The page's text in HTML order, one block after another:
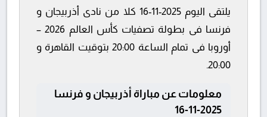
يلتقى اليوم 2025-11-16 كلا من نادى أذربيجان و
فرنسا فى بطولة تصفيات كأس العالم 2026 –
أوروبا فى تمام الساعة 20:00 بتوقيت القاهرة و
20:00.
معلومات عن مباراة أذربيجان و فرنسا
2025-11-16